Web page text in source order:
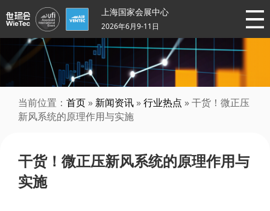
上海国家会展中心
2026年6月9-11日
当前位置： 首页 » 新闻资讯 »行业热点 » 干货！微正压
新风系统的原理作用与实施
干货！微正压新风系统的原理作用与
实施